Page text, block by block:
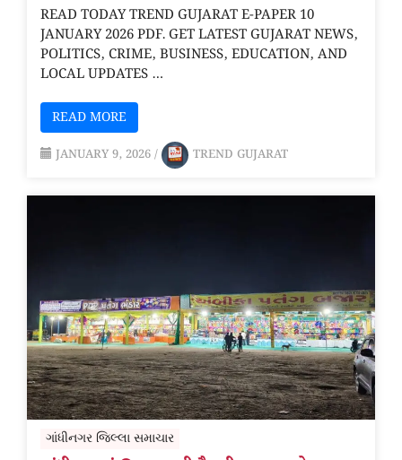
READ TODAY TREND GUJARAT E-PAPER 10
JANUARY 2026 PDF. GET LATEST GUJARAT NEWS,
POLITICS, CRIME, BUSINESS, EDUCATION, AND
LOCAL UPDATES …
READ MORE
JANUARY 9, 2026 / TREND GUJARAT
ગાંધીનગર જિલ્લા સમાચાર